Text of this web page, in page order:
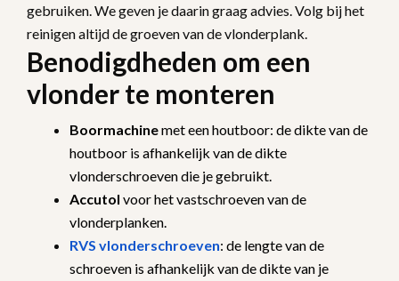
gebruiken. We geven je daarin graag advies. Volg bij het
reinigen altijd de groeven van de vlonderplank.
Benodigdheden om een
vlonder te monteren
Boormachinemet een houtboor: de dikte van de
houtboor is afhankelijk van de dikte
vlonderschroeven die je gebruikt.
Accutol voor het vastschroeven van de
vlonderplanken.
RVS vlonderschroeven: de lengte van de
schroeven is afhankelijk van de dikte van je